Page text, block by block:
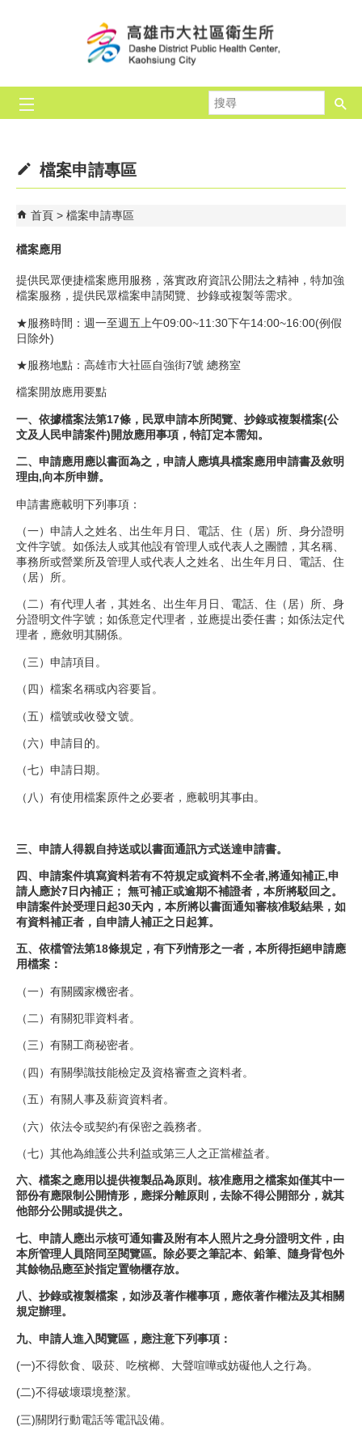
尋
檔案申請專區
首頁 檔案申請專區
檔案應用
提供民眾便捷檔案應用服務，落實政府資訊公開法之精神，特加強
檔案服務，提供民眾檔案申請閱覽、抄錄或複製等需求。
★服務時間：週一至週五上午09:00~11:30下午14:00~16:00(例假
日除外)
★服務地點：高雄市大社區自強街7號 總務室
檔案開放應用要點
一、依據檔案法第17條，民眾申請本所閱覽、抄錄或複製檔案(公
文及人民申請案件)開放應用事項，特訂定本需知。
二、申請應用應以書面為之，申請人應填具檔案應用申請書及敘明
理由,向本所申辦。
申請書應載明下列事項：
（一）申請人之姓名、出生年月日、電話、住（居）所、身分證明
文件字號。如係法人或其他設有管理人或代表人之團體，其名稱、
事務所或營業所及管理人或代表人之姓名、出生年月日、電話、住
（居）所。
（二）有代理人者，其姓名、出生年月日、電話、住（居）所、身
分證明文件字號；如係意定代理者，並應提出委任書；如係法定代
理者，應敘明其關係。
（三）申請項目。
（四）檔案名稱或內容要旨。
（五）檔號或收發文號。
（六）申請目的。
（七）申請日期。
（八）有使用檔案原件之必要者，應載明其事由。
三、申請人得親自持送或以書面通訊方式送達申請書。
四、申請案件填寫資料若有不符規定或資料不全者,將通知補正,申
請人應於7日內補正； 無可補正或逾期不補證者，本所將駁回之。
申請案件於受理日起30天內，本所將以書面通知審核准駁結果，如
有資料補正者，自申請人補正之日起算。
五、依檔管法第18條規定，有下列情形之一者，本所得拒絕申請應
用檔案：
（一）有關國家機密者。
（二）有關犯罪資料者。
（三）有關工商秘密者。
（四）有關學識技能檢定及資格審查之資料者。
（五）有關人事及薪資資料者。
（六）依法令或契約有保密之義務者。
（七）其他為維護公共利益或第三人之正當權益者。
六、檔案之應用以提供複製品為原則。核准應用之檔案如僅其中一
部份有應限制公開情形，應採分離原則，去除不得公開部分，就其
他部分公開或提供之。
七、申請人應出示核可通知書及附有本人照片之身分證明文件，由
本所管理人員陪同至閱覽區。除必要之筆記本、鉛筆、隨身背包外
其餘物品應至於指定置物櫃存放。
八、抄錄或複製檔案，如涉及著作權事項，應依著作權法及其相關
規定辦理。
九、申請人進入閱覽區，應注意下列事項：
(一)不得飲食、吸菸、吃檳榔、大聲喧嘩或妨礙他人之行為。
(二)不得破壞環境整潔。
(三)關閉行動電話等電訊設備。